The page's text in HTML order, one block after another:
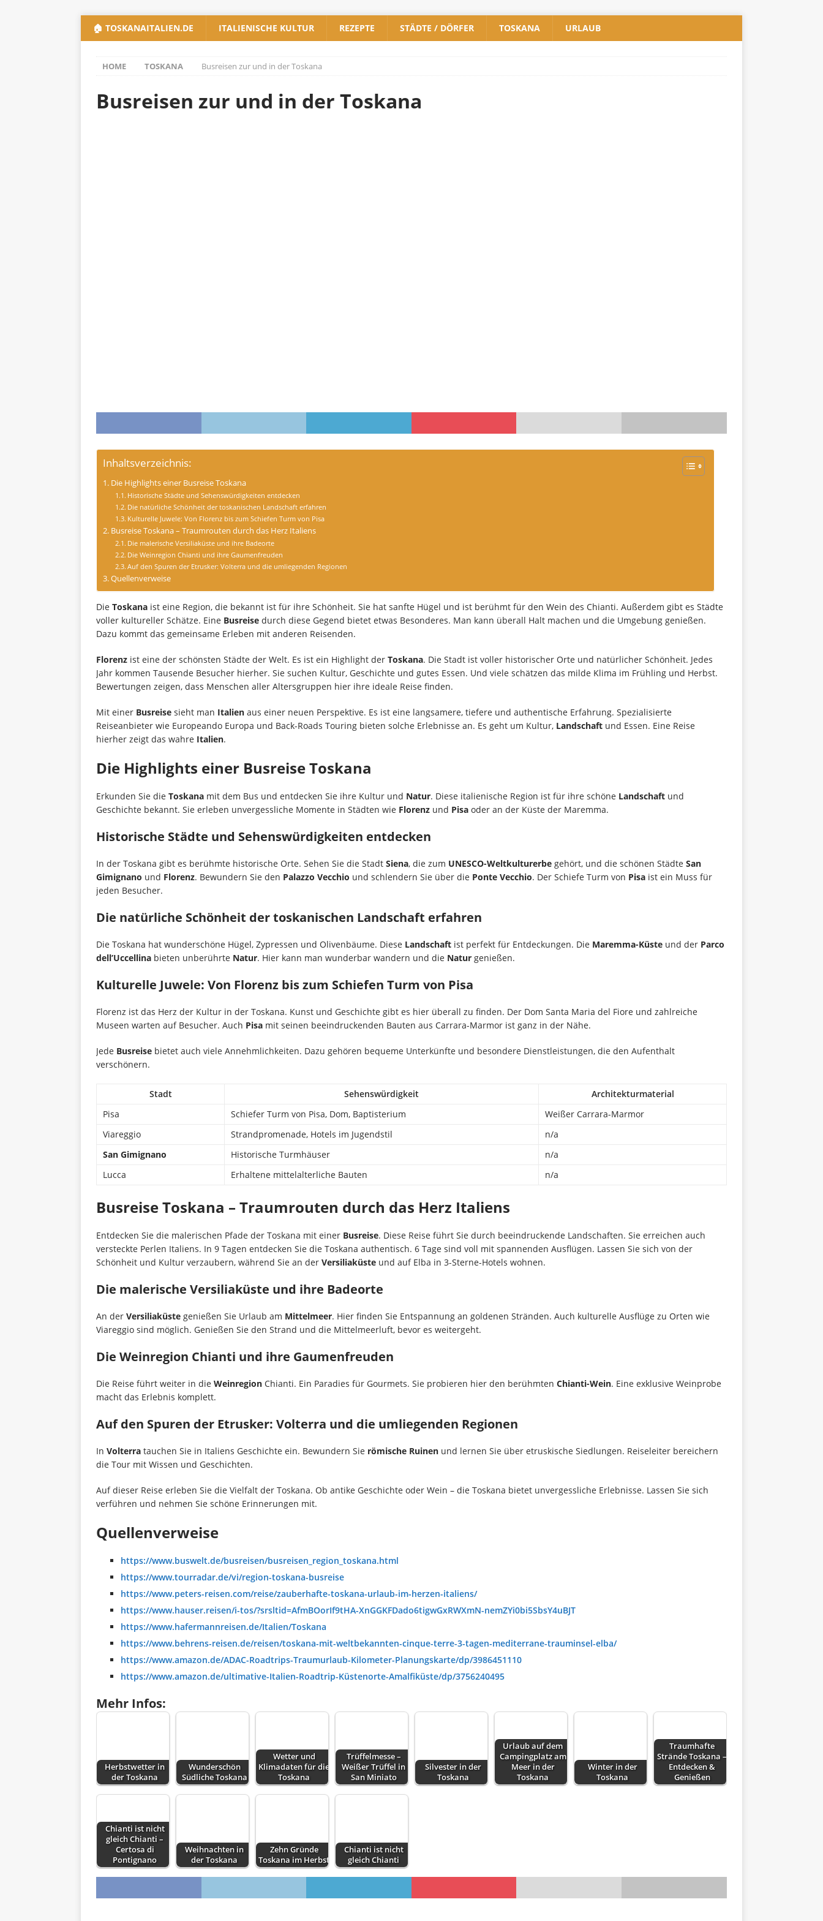
🏠 TOSKANAITALIEN.DE ITALIENISCHE KULTUR REZEPTE STÄDTE / DÖRFER TOSKANA URLAUB
HOME TOSKANA Busreisen zur und in der Toskana
Busreisen zur und in der Toskana
Inhaltsverzeichnis:
Die Highlights einer Busreise Toskana
Historische Städte und Sehenswürdigkeiten entdecken
Die natürliche Schönheit der toskanischen Landschaft erfahren
Kulturelle Juwele: Von Florenz bis zum Schiefen Turm von Pisa
Busreise Toskana – Traumrouten durch das Herz Italiens
Die malerische Versiliaküste und ihre Badeorte
Die Weinregion Chianti und ihre Gaumenfreuden
Auf den Spuren der Etrusker: Volterra und die umliegenden Regionen
Quellenverweise
Die Toskana ist eine Region, die bekannt ist für ihre Schönheit. Sie hat sanfte Hügel und ist berühmt für den Wein des Chianti. Außerdem gibt es Städte
voller kultureller Schätze. Eine Busreise durch diese Gegend bietet etwas Besonderes. Man kann überall Halt machen und die Umgebung genießen.
Dazu kommt das gemeinsame Erleben mit anderen Reisenden.
Florenz ist eine der schönsten Städte der Welt. Es ist ein Highlight der Toskana. Die Stadt ist voller historischer Orte und natürlicher Schönheit. Jedes
Jahr kommen Tausende Besucher hierher. Sie suchen Kultur, Geschichte und gutes Essen. Und viele schätzen das milde Klima im Frühling und Herbst.
Bewertungen zeigen, dass Menschen aller Altersgruppen hier ihre ideale Reise finden.
Mit einer Busreise sieht man Italien aus einer neuen Perspektive. Es ist eine langsamere, tiefere und authentische Erfahrung. Spezialisierte
Reiseanbieter wie Europeando Europa und Back-Roads Touring bieten solche Erlebnisse an. Es geht um Kultur, Landschaft und Essen. Eine Reise
hierher zeigt das wahre Italien.
Die Highlights einer Busreise Toskana
Erkunden Sie die Toskana mit dem Bus und entdecken Sie ihre Kultur und Natur. Diese italienische Region ist für ihre schöne Landschaft und
Geschichte bekannt. Sie erleben unvergessliche Momente in Städten wie Florenz und Pisa oder an der Küste der Maremma.
Historische Städte und Sehenswürdigkeiten entdecken
In der Toskana gibt es berühmte historische Orte. Sehen Sie die Stadt Siena, die zum UNESCO-Weltkulturerbe gehört, und die schönen Städte San
Gimignano und Florenz. Bewundern Sie den Palazzo Vecchio und schlendern Sie über die Ponte Vecchio. Der Schiefe Turm von Pisa ist ein Muss für
jeden Besucher.
Die natürliche Schönheit der toskanischen Landschaft erfahren
Die Toskana hat wunderschöne Hügel, Zypressen und Olivenbäume. Diese Landschaft ist perfekt für Entdeckungen. Die Maremma-Küste und der Parco
dell’Uccellina bieten unberührte Natur. Hier kann man wunderbar wandern und die Natur genießen.
Kulturelle Juwele: Von Florenz bis zum Schiefen Turm von Pisa
Florenz ist das Herz der Kultur in der Toskana. Kunst und Geschichte gibt es hier überall zu finden. Der Dom Santa Maria del Fiore und zahlreiche
Museen warten auf Besucher. Auch Pisa mit seinen beeindruckenden Bauten aus Carrara-Marmor ist ganz in der Nähe.
Jede Busreise bietet auch viele Annehmlichkeiten. Dazu gehören bequeme Unterkünfte und besondere Dienstleistungen, die den Aufenthalt
verschönern.
Stadt Sehenswürdigkeit
Architekturmaterial
Pisa
Schiefer Turm von Pisa, Dom, Baptisterium
Weißer Carrara-Marmor
Viareggio
Strandpromenade, Hotels im Jugendstil
n/a
San Gimignano
Historische Turmhäuser
n/a
Lucca
Erhaltene mittelalterliche Bauten n/a
Busreise Toskana – Traumrouten durch das Herz Italiens
Entdecken Sie die malerischen Pfade der Toskana mit einer Busreise. Diese Reise führt Sie durch beeindruckende Landschaften. Sie erreichen auch
versteckte Perlen Italiens. In 9 Tagen entdecken Sie die Toskana authentisch. 6 Tage sind voll mit spannenden Ausflügen. Lassen Sie sich von der
Schönheit und Kultur verzaubern, während Sie an der Versiliaküste und auf Elba in 3-Sterne-Hotels wohnen.
Die malerische Versiliaküste und ihre Badeorte
An der Versiliaküste genießen Sie Urlaub am Mittelmeer. Hier finden Sie Entspannung an goldenen Stränden. Auch kulturelle Ausflüge zu Orten wie
Viareggio sind möglich. Genießen Sie den Strand und die Mittelmeerluft, bevor es weitergeht.
Die Weinregion Chianti und ihre Gaumenfreuden
Die Reise führt weiter in die Weinregion Chianti. Ein Paradies für Gourmets. Sie probieren hier den berühmten Chianti-Wein. Eine exklusive Weinprobe
macht das Erlebnis komplett.
Auf den Spuren der Etrusker: Volterra und die umliegenden Regionen
In Volterra tauchen Sie in Italiens Geschichte ein. Bewundern Sie römische Ruinen und lernen Sie über etruskische Siedlungen. Reiseleiter bereichern
die Tour mit Wissen und Geschichten.
Auf dieser Reise erleben Sie die Vielfalt der Toskana. Ob antike Geschichte oder Wein – die Toskana bietet unvergessliche Erlebnisse. Lassen Sie sich
verführen und nehmen Sie schöne Erinnerungen mit.
Quellenverweise
https://www.buswelt.de/busreisen/busreisen_region_toskana.html
https://www.tourradar.de/vi/region-toskana-busreise
https://www.peters-reisen.com/reise/zauberhafte-toskana-urlaub-im-herzen-italiens/
https://www.hauser.reisen/i-tos/?srsltid=AfmBOorIf9tHA-XnGGKFDado6tigwGxRWXmN-nemZYi0bi5SbsY4uBJT
https://www.hafermannreisen.de/Italien/Toskana
https://www.behrens-reisen.de/reisen/toskana-mit-weltbekannten-cinque-terre-3-tagen-mediterrane-trauminsel-elba/
https://www.amazon.de/ADAC-Roadtrips-Traumurlaub-Kilometer-Planungskarte/dp/3986451110
https://www.amazon.de/ultimative-Italien-Roadtrip-Küstenorte-Amalfiküste/dp/3756240495
Mehr Infos:
Herbstwetter in
der Toskana
Wunderschön
Südliche Toskana
Wetter und
Klimadaten für die
Toskana
Trüffelmesse –
Weißer Trüffel in
San Miniato
Silvester in der
Toskana
Urlaub auf dem
Campingplatz am
Meer in der
Toskana
Winter in der
Toskana
Traumhafte
Strände Toskana –
Entdecken &
Genießen
Chianti ist nicht
gleich Chianti –
Certosa di
Pontignano
Weihnachten in
der Toskana
Zehn Gründe
Toskana im Herbst
Chianti ist nicht
gleich Chianti